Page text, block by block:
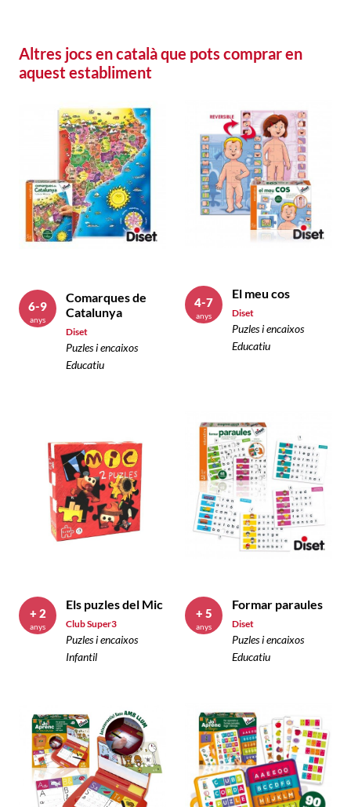
Altres jocs en català que pots comprar en
aquest establiment
Comarques de
Catalunya
Diset
Puzles i encaixos
Educatiu
6-9
anys
El meu cos
Diset
Puzles i encaixos
Educatiu
4-7
anys
Els puzles del Mic
Club Super3
Puzles i encaixos
Infantil
+ 2
anys
Formar paraules
Diset
Puzles i encaixos
Educatiu
+ 5
anys